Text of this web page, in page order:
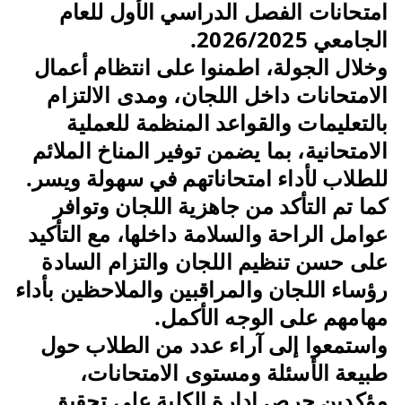
امتحانات الفصل الدراسي الأول للعام
الجامعي 2026/2025.
وخلال الجولة، اطمنوا على انتظام أعمال
الامتحانات داخل اللجان، ومدى الالتزام
بالتعليمات والقواعد المنظمة للعملية
الامتحانية، بما يضمن توفير المناخ الملائم
للطلاب لأداء امتحاناتهم في سهولة ويسر.
كما تم التأكد من جاهزية اللجان وتوافر
عوامل الراحة والسلامة داخلها، مع التأكيد
على حسن تنظيم اللجان والتزام السادة
رؤساء اللجان والمراقبين والملاحظين بأداء
مهامهم على الوجه الأكمل.
واستمعوا إلى آراء عدد من الطلاب حول
طبيعة الأسئلة ومستوى الامتحانات،